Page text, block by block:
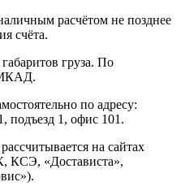
расчётом не позднее
счёта.
груза. По
МКАД.
по адресу:
подъезд 1, офис 101.
на сайтах
КСЭ, «Достависта»,